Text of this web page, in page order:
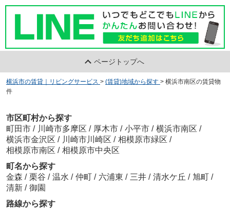
ページトップへ
横浜市の賃貸｜リビングサービス > (賃貸)地域から探す > 横浜市南区の賃貸物
件
市区町村から探す
町田市 / 川崎市多摩区 / 厚木市 / 小平市 / 横浜市南区 /
横浜市金沢区 / 川崎市川崎区 / 相模原市緑区 /
相模原市南区 / 相模原市中央区
町名から探す
金森 / 栗谷 / 温水 / 仲町 / 六浦東 / 三井 / 清水ケ丘 / 旭町 /
清新 / 御園
路線から探す